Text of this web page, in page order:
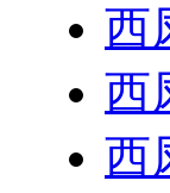
西
西
西